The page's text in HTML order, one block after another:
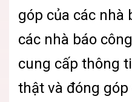
góp của các nhà
các nhà báo
cung cấp thông
thật và đóng